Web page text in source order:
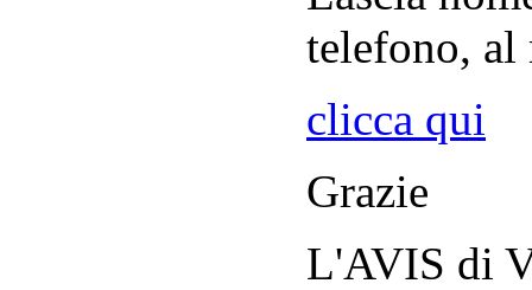
telefono, al
clicca qui
Grazie
L'AVIS di